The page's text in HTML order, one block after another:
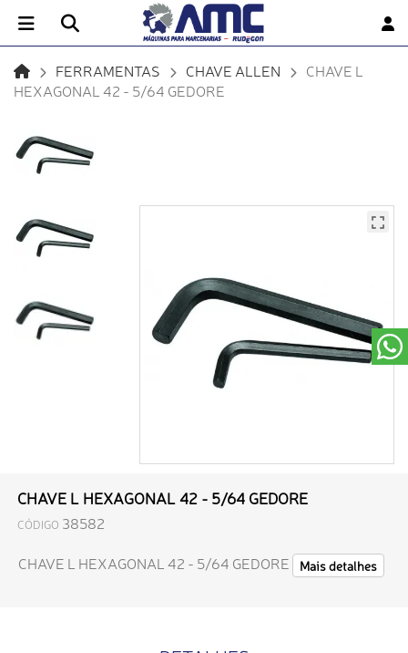
FERRAMENTAS CHAVE ALLEN
CHAVE L
HEXAGONAL 42 - 5/64 GEDORE
CHAVE L HEXAGONAL 42 - 5/64 GEDORE
CÓDIGO 38582
CHAVE L HEXAGONAL 42 - 5/64 GEDORE
Mais detalhes